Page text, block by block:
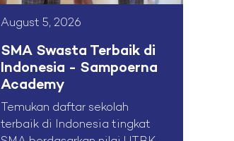
August 5, 2026
SMA Swasta Terbaik di
Indonesia - Sampoerna
Academy
Temukan daftar sekolah
terbaik di Indonesia tingkat